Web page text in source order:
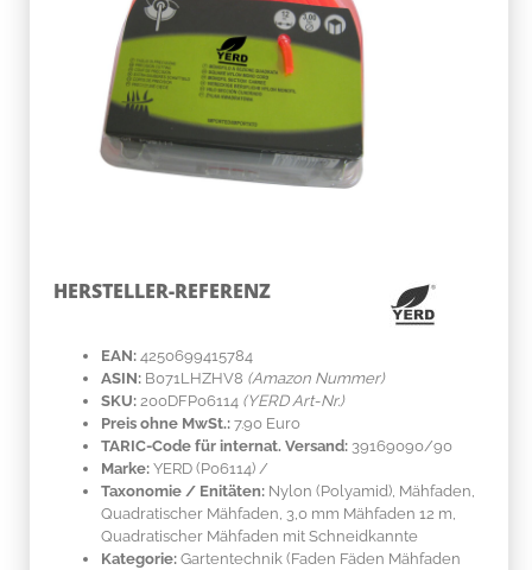
HERSTELLER-REFERENZ
EAN: 4250699415784
ASIN: B071LHZHV8 (Amazon Nummer)
SKU: 200DFP06114 (YERD Art-Nr.)
Preis ohne MwSt.: 7.90 Euro
TARIC-Code für internat. Versand: 39169090/90
Marke: YERD (P06114) /
Taxonomie / Enitäten: Nylon (Polyamid) , Mähfaden,
Quadratischer Mähfaden, 3,0 mm Mähfaden 12 m,
Quadratischer Mähfaden mit Schneidkannte
Kategorie: Gartentechnik (Faden Fäden Mähfaden